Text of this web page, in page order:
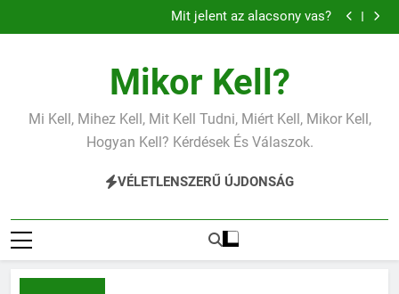
a
Mit jelent az alacsony vas?
Miért fáj a váll?
Mit jelent a magas vérnyomás?
Mit jelent az alacsony vas?
Miért fáj a váll?
Mit jelent az alacsony vérnyomás?
Mikor Kell?
Mi Kell, Mihez Kell, Mit Kell Tudni, Miért Kell, Mikor Kell,
Hogyan Kell? Kérdések És Válaszok.
VÉLETLENSZERŰ ÚJDONSÁG